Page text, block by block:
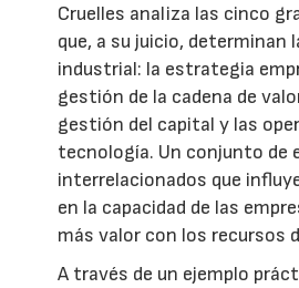
Cruelles analiza las cinco
que, a su juicio, determinan
industrial: la estrategia
gestión de la cadena de
gestión del capital y las
tecnología. Un conjunto de
interrelacionados que
en la capacidad de las
más valor con los recursos
A través de un ejemplo